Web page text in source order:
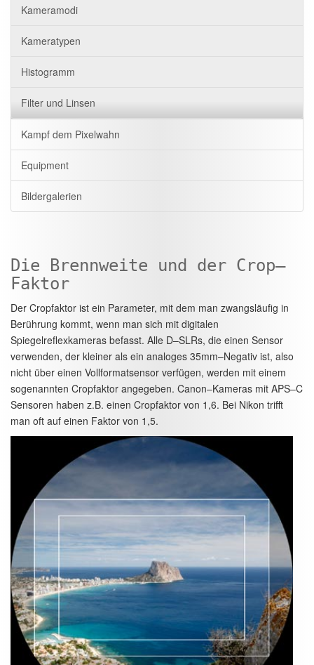
Kameramodi
Kameratypen
Histogramm
Filter und Linsen
Kampf dem Pixelwahn
Equipment
Bildergalerien
Die Brennweite und der Crop–
Faktor
Der Cropfaktor ist ein Parameter, mit dem man zwangsläufig in
Berührung kommt, wenn man sich mit digitalen
Spiegelreflexkameras befasst. Alle D–SLRs, die einen Sensor
verwenden, der kleiner als ein analoges 35mm–Negativ ist, also
nicht über einen Vollformatsensor verfügen, werden mit einem
sogenannten Cropfaktor angegeben. Canon–Kameras mit APS–C
Sensoren haben z.B. einen Cropfaktor von 1,6. Bei Nikon trifft
man oft auf einen Faktor von 1,5.